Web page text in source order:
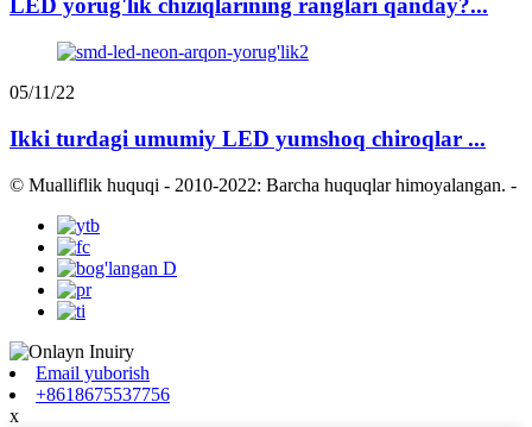
LED yorug'lik chiziqlarining ranglari qanday?...
05/11/22
Ikki turdagi umumiy LED yumshoq chiroqlar ...
© Mualliflik huquqi - 2010-2022: Barcha huquqlar himoyalangan. -
Email yuborish
+8618675537756
x